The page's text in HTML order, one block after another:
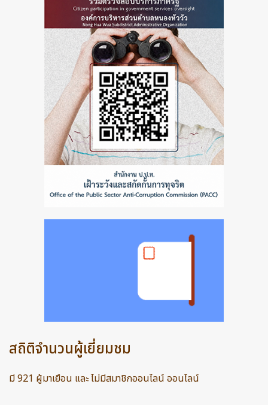
สถิติจำนวนผู้เยี่ยมชม
มี 921 ผู้มาเยือน และ ไม่มีสมาชิกออนไลน์ ออนไลน์